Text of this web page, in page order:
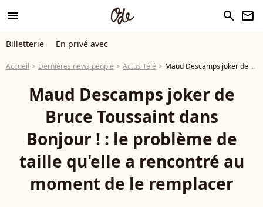
menu search newsletter
Billetterie En privé avec
Accueil Dernières news people Actus Télé Maud Descamps joker de Bruce Toussaint dans Bonjour ! : le problème de taille qu'elle a rencontré au moment de le remplacer
Maud Descamps joker de
Bruce Toussaint dans
Bonjour ! : le problème de
taille qu'elle a rencontré au
moment de le remplacer